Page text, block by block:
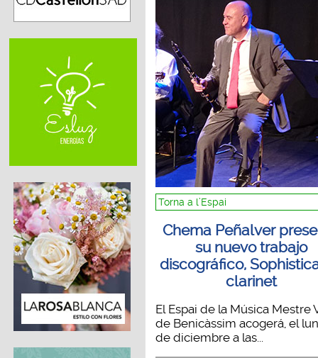
Torna a l’Espai
Chema Peñalver
su nuevo trabajo
discográfico,
clarinet
El Espai de la Música Mestre
de Benicàssim acogerá, el
de diciembre a las...